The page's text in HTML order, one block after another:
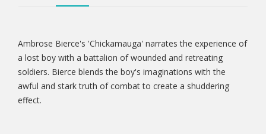
Tab
Article
Ambrose Bierce's 'Chickamauga' narrates the experience of
a lost boy with a battalion of wounded and retreating
soldiers. Bierce blends the boy's imaginations with the
awful and stark truth of combat to create a shuddering
effect.